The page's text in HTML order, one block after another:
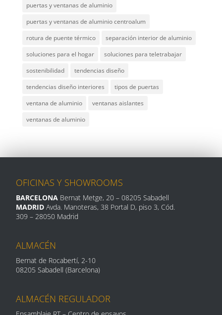
puertas y ventanas de aluminio
puertas y ventanas de aluminio centroalum
rotura de puente térmico
separación interior de aluminio
soluciones para el hogar
soluciones para teletrabajar
sostenibilidad
tendencias diseño
tendencias diseño interiores
tipos de puertas
ventana de aluminio
ventanas aislantes
ventanas de aluminio
OFICINAS Y SHOWROOMS
BARCELONA Bernat Metge, 20– 08205 Sabadell
MADRID Avda. Manoteras, 38 Portal D, piso 3, Cód.
309 –28050 Madrid
ALMACÉN
Bernat de Rocabertí, 2-10
08205 Sabadell (Barcelona)
ALMACÉN REGULADOR